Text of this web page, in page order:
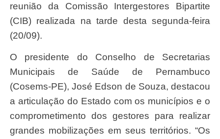
reunião da Comissão Intergestores Bipartite
(CIB) realizada na tarde desta segunda-feira
(20/09).
O presidente do Conselho de Secretarias
Municipais de Saúde de Pernambuco
(Cosems-PE), José Edson de Souza, destacou
a articulação do Estado com os municípios e o
comprometimento dos gestores para realizar
grandes mobilizações em seus territórios. “Os